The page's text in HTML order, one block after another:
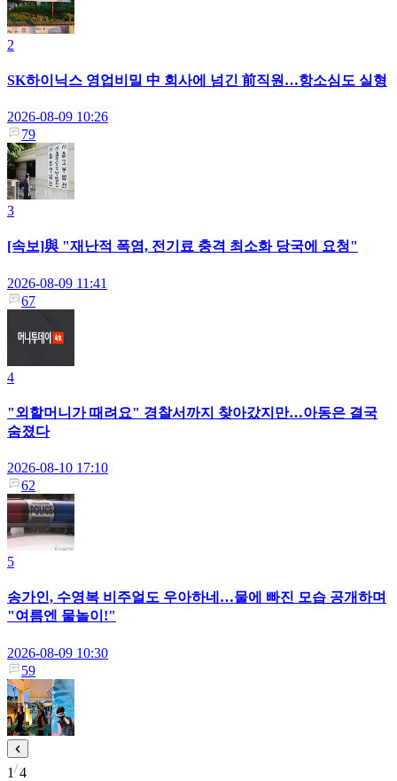
2
SK하이닉스 영업비밀 中 회사에 넘긴 前직원…항소심도 실형
2026-08-09 10:26
79
3
[속보]與 "재난적 폭염, 전기료 충격 최소화 당국에 요청"
2026-08-09 11:41
67
4
"외할머니가 때려요" 경찰서까지 찾아갔지만…아동은 결국
숨졌다
2026-08-10 17:10
62
5
송가인, 수영복 비주얼도 우아하네…물에 빠진 모습 공개하며
"여름엔 물놀이!"
2026-08-09 10:30
59
1 4